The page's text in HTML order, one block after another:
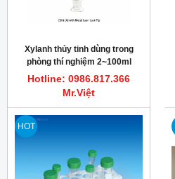
Xylanh thủy tinh dùng trong
phòng thí nghiệm 2~100ml
TRUTH
Hotline: 0986.817.366
Mr.Việt
HOT